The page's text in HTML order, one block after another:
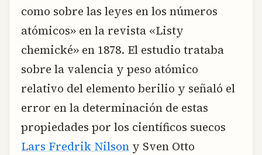
como sobre las leyes en los números
atómicos» en la revista «Listy
chemické» en 1878. El estudio trataba
sobre la valencia y peso atómico
relativo del elemento berilio y señaló el
error en la determinación de estas
propiedades por los científicos suecos
Lars Fredrik Nilson y Sven Otto